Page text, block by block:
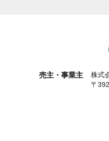
売主・事業主
株式
〒